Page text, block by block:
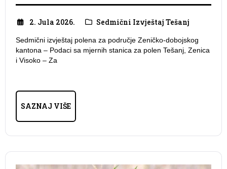
2. Jula 2026. Sedmični Izvještaj Tešanj
Sedmični izvještaj polena za područje Zeničko-dobojskog
kantona – Podaci sa mjernih stanica za polen Tešanj, Zenica
i Visoko – Za
SAZNAJ VIŠE